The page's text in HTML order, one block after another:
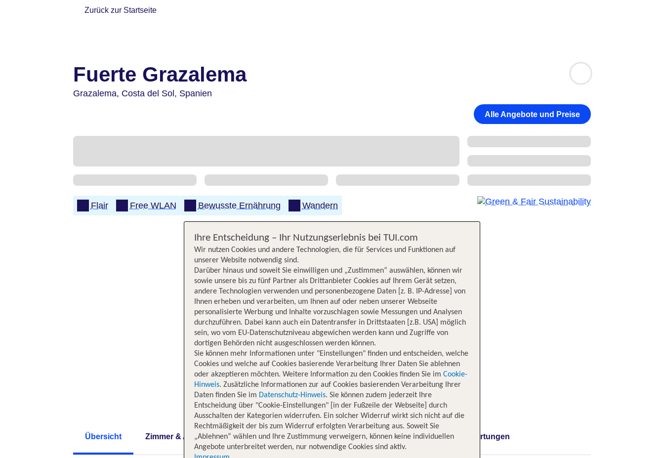
Zurück zur Startseite
Fuerte Grazalema
Grazalema, Costa del Sol, Spanien
Alle Angebote und Preise
Flair Free WLAN Bewusste Ernährung Wandern
Übersicht Zimmer & Angebote Hotelinformationen Nachhaltigkeit Lage Bewertungen
Ihre Entscheidung – Ihr Nutzungserlebnis bei TUI.com
Wir nutzen Cookies und andere Technologien, die für Services und Funktionen auf
unserer Website notwendig sind.
Darüber hinaus und soweit Sie einwilligen und „Zustimmen“ auswählen, können wir
sowie unsere bis zu fünf Partner als Drittanbieter Cookies auf Ihrem Gerät setzen,
andere Technologien verwenden und personenbezogene Daten [z. B. IP-Adresse] von
Ihnen erheben und verarbeiten, um Ihnen auf oder neben unserer Webseite
personalisierte Werbung und Inhalte vorzuschlagen sowie Messungen und Analysen
durchzuführen. Dabei kann auch ein Datentransfer in Drittstaaten [z.B. USA] möglich
sein, wo vom EU-Datenschutzniveau abgewichen werden kann und Zugriffe von
dortigen Behörden nicht ausgeschlossen werden können.
Sie können mehr Informationen unter "Einstellungen" finden und entscheiden, welche
Cookies und welche auf Cookies basierende Verarbeitung Ihrer Daten Sie ablehnen
oder akzeptieren möchten. Weitere Information zu den Cookies finden Sie im Cookie-
Hinweis. Zusätzliche Informationen zur auf Cookies basierenden Verarbeitung Ihrer
Daten finden Sie im Datenschutz-Hinweis. Sie können zudem jederzeit Ihre
Entscheidung über "Cookie-Einstellungen" [in der Fußzeile der Webseite] durch
Ausschalten der Kategorien widerrufen. Ein solcher Widerruf wirkt sich nicht auf die
Rechtmäßigkeit der bis zum Widerruf erfolgten Verarbeitung aus. Soweit Sie
„Ablehnen“ wählen und Ihre Zustimmung verweigern, können keine individuellen
Angebote unterbreitet werden, nur notwendige Cookies sind aktiv.